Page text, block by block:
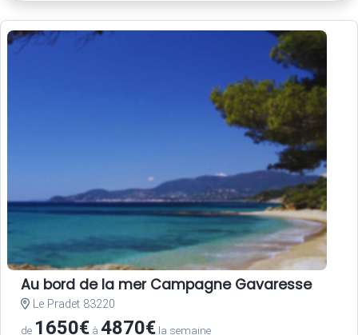
Au bord de la mer Campagne Gavaresse
Le Pradet 83220
de 1650€ à 4870€ la semaine